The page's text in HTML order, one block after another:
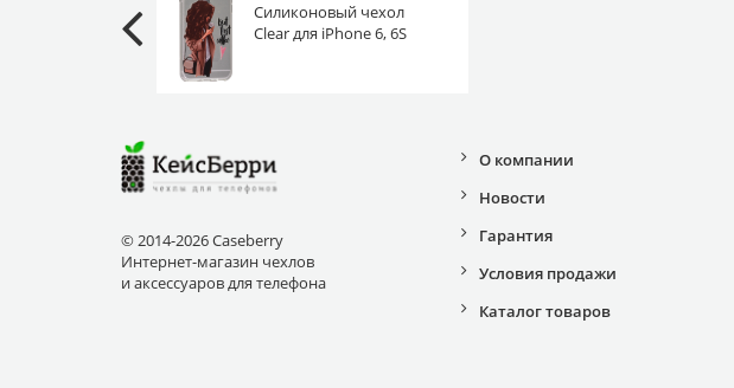
Силиконовый чехол
Clear для iPhone 6, 6S
© 2014-2026 Caseberry
Интернет-магазин чехлов
и аксессуаров для телефона
О компании
Новости
Гарантия
Условия продажи
Каталог товаров